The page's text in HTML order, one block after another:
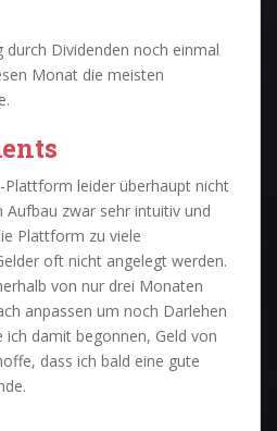
Dividenden noch einmal
Monat die meisten
Plattform leider überhaupt nicht
Aufbau zwar sehr intuitiv und
Plattform zu viele
oft nicht angelegt werden.
von nur drei Monaten
anpassen um noch Darlehen
ich damit begonnen, Geld von
dass ich bald eine gute